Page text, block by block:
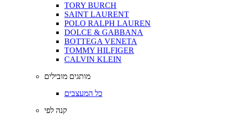
TORY BURCH
SAINT LAURENT
POLO RALPH LAUREN
DOLCE & GABBANA
BOTTEGA VENETA
TOMMY HILFIGER
CALVIN KLEIN
מותגים מובילים
כל המעצבים
קנה לפי